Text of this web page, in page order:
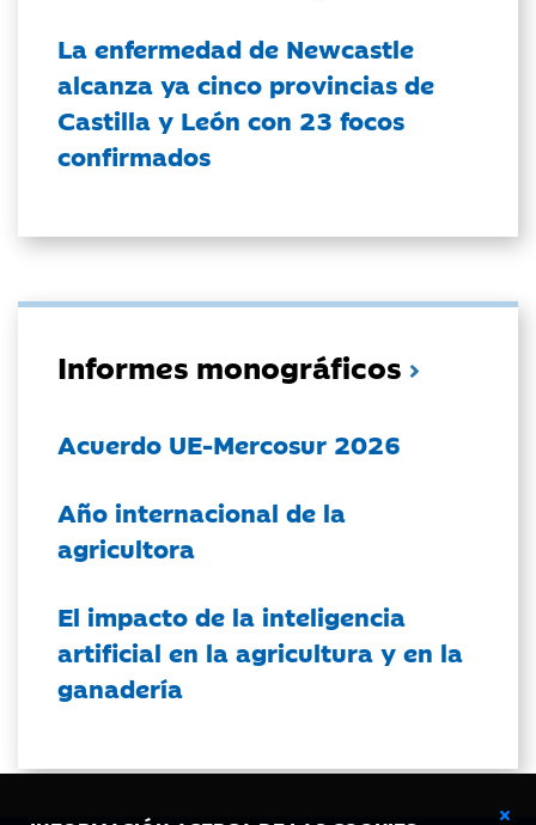
La enfermedad de Newcastle
alcanza ya cinco provincias de
Castilla y León con 23 focos
confirmados
Informes monográficos
Acuerdo UE-Mercosur 2026
Año internacional de la
agricultora
El impacto de la inteligencia
artificial en la agricultura y en la
ganadería